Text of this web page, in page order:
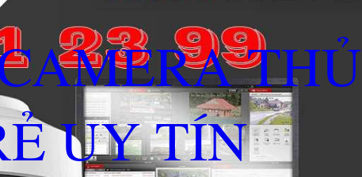
THỦ
UY TÍN